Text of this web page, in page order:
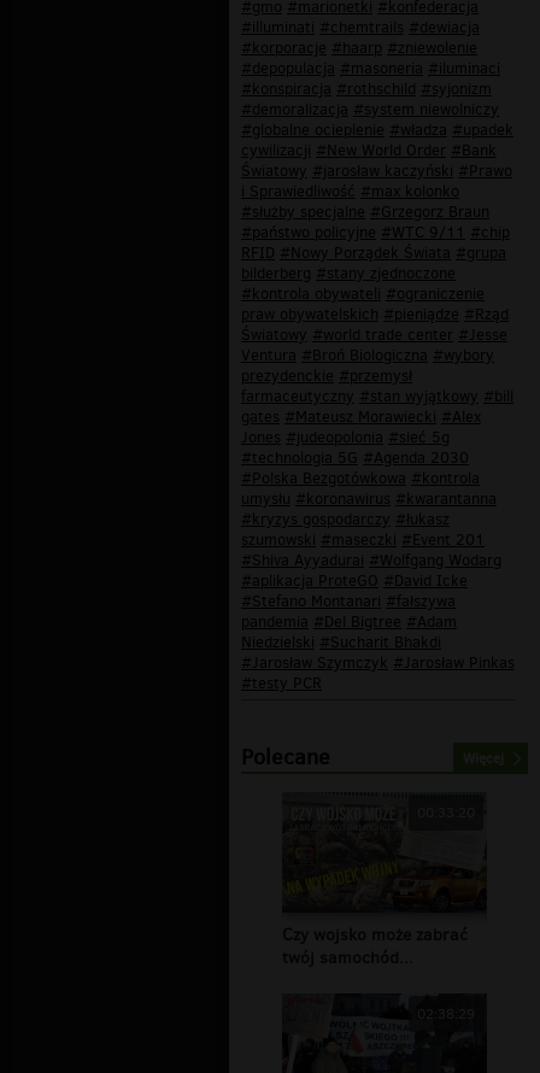
#gmo #marionetki #konfederacja
#illuminati #chemtrails #dewiacja
#korporacje #haarp #zniewolenie
#depopulacja #masoneria #iluminaci
#konspiracja #rothschild #syjonizm
#demoralizacja #system niewolniczy
#globalne ocieplenie #władza #upadek
cywilizacji #New World Order #Bank
Światowy #jarosław kaczyński #Prawo
i Sprawiedliwość #max kolonko
#służby specjalne #Grzegorz Braun
#państwo policyjne #WTC 9/11 #chip
RFID #Nowy Porządek Świata #grupa
bilderberg #stany zjednoczone
#kontrola obywateli #ograniczenie
praw obywatelskich #pieniądze #Rząd
Światowy #world trade center #Jesse
Ventura #Broń Biologiczna #wybory
prezydenckie #przemysł
farmaceutyczny #stan wyjątkowy #bill
gates #Mateusz Morawiecki #Alex
Jones #judeopolonia #sieć 5g
#technologia 5G #Agenda 2030
#Polska Bezgotówkowa #kontrola
umysłu #koronawirus #kwarantanna
#kryzys gospodarczy #łukasz
szumowski #maseczki #Event 201
#Shiva Ayyadurai #Wolfgang Wodarg
#aplikacja ProteGO #David Icke
#Stefano Montanari #fałszywa
pandemia #Del Bigtree #Adam
Niedzielski #Sucharit Bhakdi
#Jarosław Szymczyk #Jarosław Pinkas
#testy PCR
Polecane